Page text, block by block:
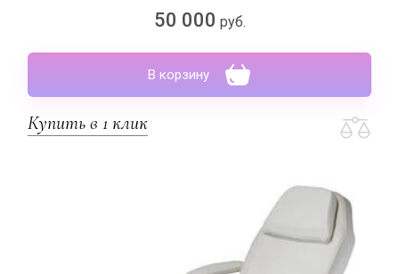
50 000 руб.
В корзину
Купить в 1 клик